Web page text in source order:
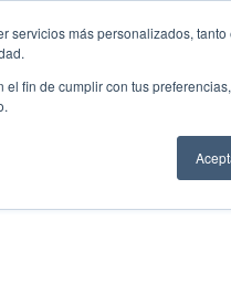
más personalizados,
fin de cumplir con tus